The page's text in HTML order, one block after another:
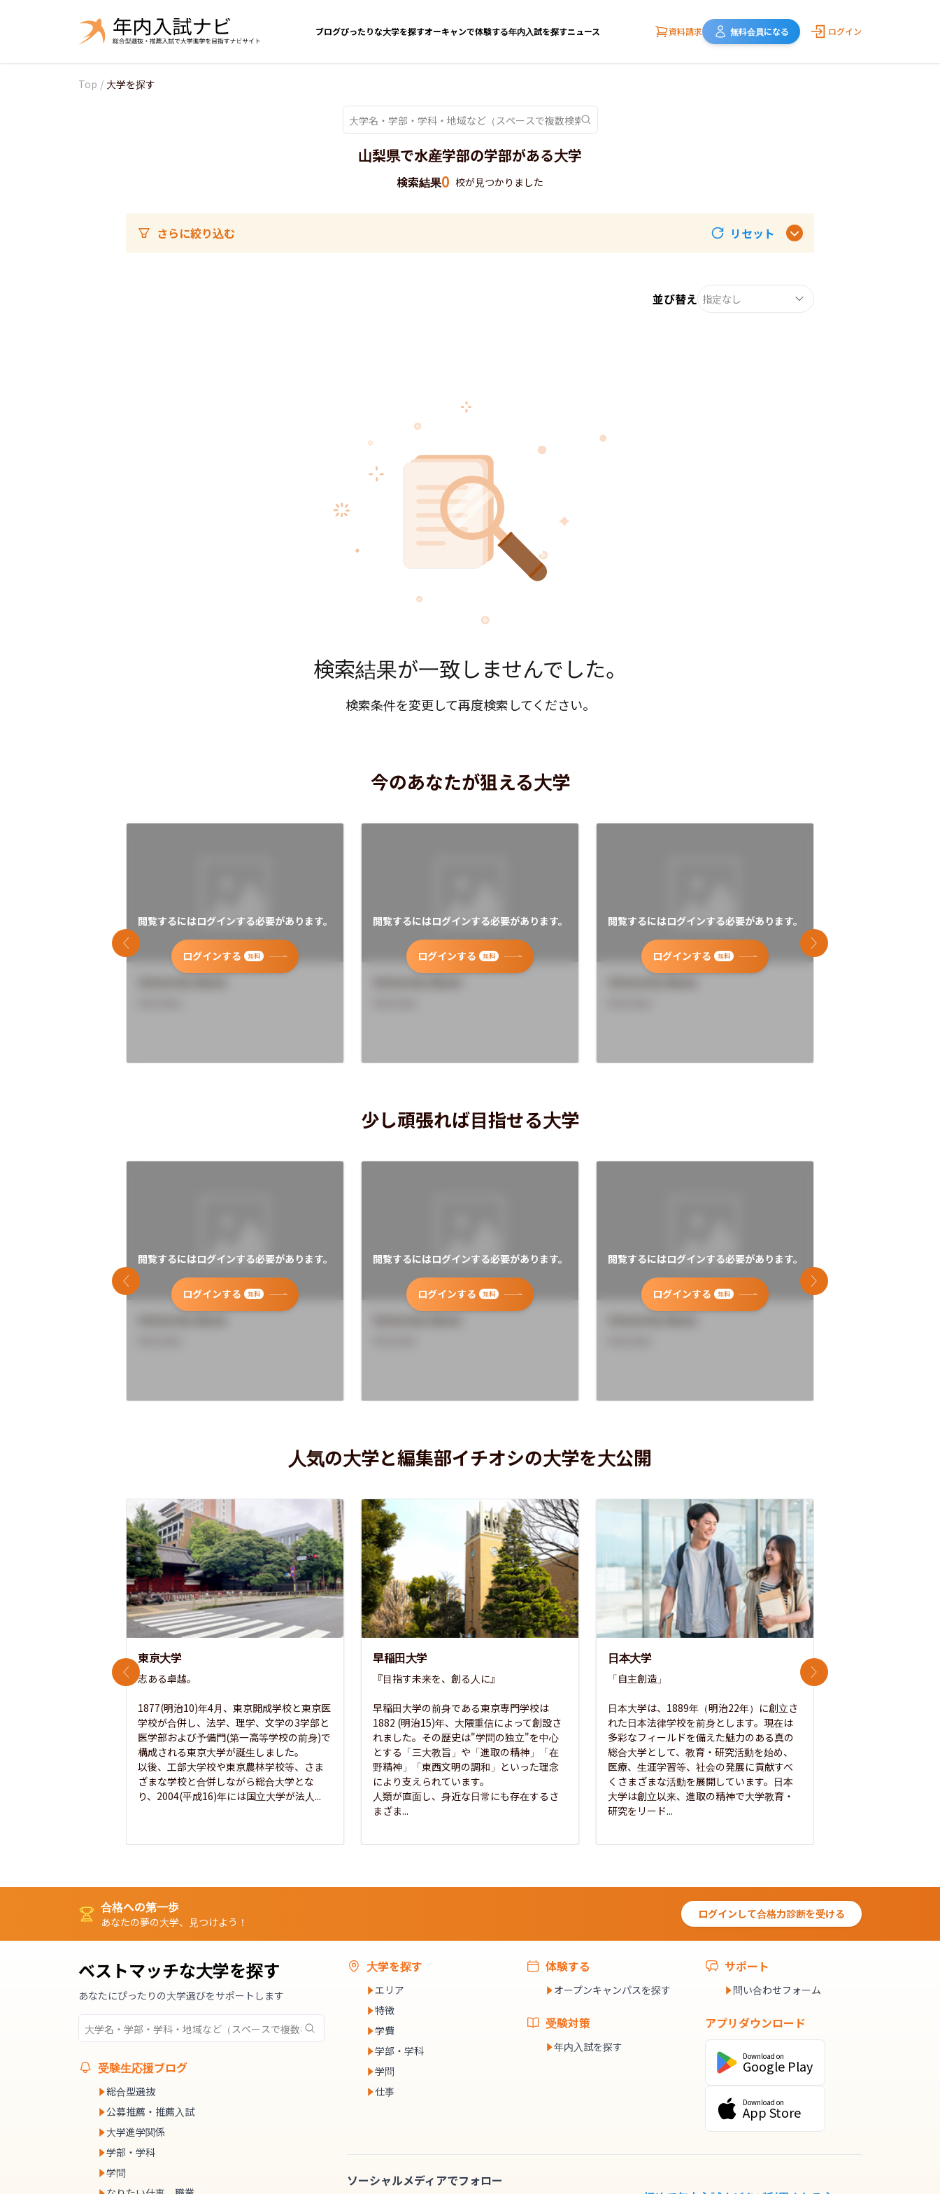
ブログぴったりな大学を探すオーキャンで体験する年内入試を探すニュース 資料請求 無料会員になる ログイン
Top / 大学を探す
山梨県で水産学部の学部がある大学
検索結果0 校が見つかりました
さらに絞り込む リセット
並び替え 指定なし
検索結果が一致しませんでした。
検索条件を変更して再度検索してください。
今のあなたが狙える大学
閲覧するにはログインする必要があります。
ログインする 無料
閲覧するにはログインする必要があります。
ログインする 無料
閲覧するにはログインする必要があります。
ログインする 無料
前のスライド 次のスライド
少し頑張れば目指せる大学
閲覧するにはログインする必要があります。
ログインする 無料
閲覧するにはログインする必要があります。
ログインする 無料
閲覧するにはログインする必要があります。
ログインする 無料
前のスライド 次のスライド
人気の大学と編集部イチオシの大学を大公開
東京大学
志ある卓越。
1877(明治10)年4月、東京開成学校と東京医
学校が合併し、法学、理学、文学の3学部と
医学部および予備門(第一高等学校の前身)で
構成される東京大学が誕生しました。
以後、工部大学校や東京農林学校等、さま
ざまな学校と合併しながら総合大学とな
り、2004(平成16)年には国立大学が法人...
早稲田大学
『目指す未来を、創る人に』
早稲田大学の前身である東京専門学校は
1882 (明治15)年、大隈重信によって創設さ
れました。その歴史は"学問の独立"を中心
とする「三大教旨」や「進取の精神」「在
野精神」「東西文明の調和」といった理念
により支えられています。
人類が直面し、身近な日常にも存在するさ
まざま...
日本大学
「自主創造」
日本大学は、1889年（明治22年）に創立さ
れた日本法律学校を前身とします。現在は
多彩なフィールドを備えた魅力のある真の
総合大学として、教育・研究活動を始め、
医療、生涯学習等、社会の発展に貢献すべ
くさまざまな活動を展開しています。日本
大学は創立以来、進取の精神で大学教育・
研究をリード...
前のスライド 次のスライド
合格への第一歩
あなたの夢の大学、見つけよう！
ログインして合格力診断を受ける
ベストマッチな大学を探す
あなたにぴったりの大学選びをサポートします
受験生応援ブログ
総合型選抜
公募推薦・推薦入試
大学進学関係
学部・学科
学問
大学を探す
エリア
特徴
学費
学部・学科
学問
仕事
体験する
オープンキャンパスを探す
受験対策
年内入試を探す
サポート
問い合わせフォーム
アプリダウンロード
Download on
Google Play
Download on
App Store
ソーシャルメディアでフォロー